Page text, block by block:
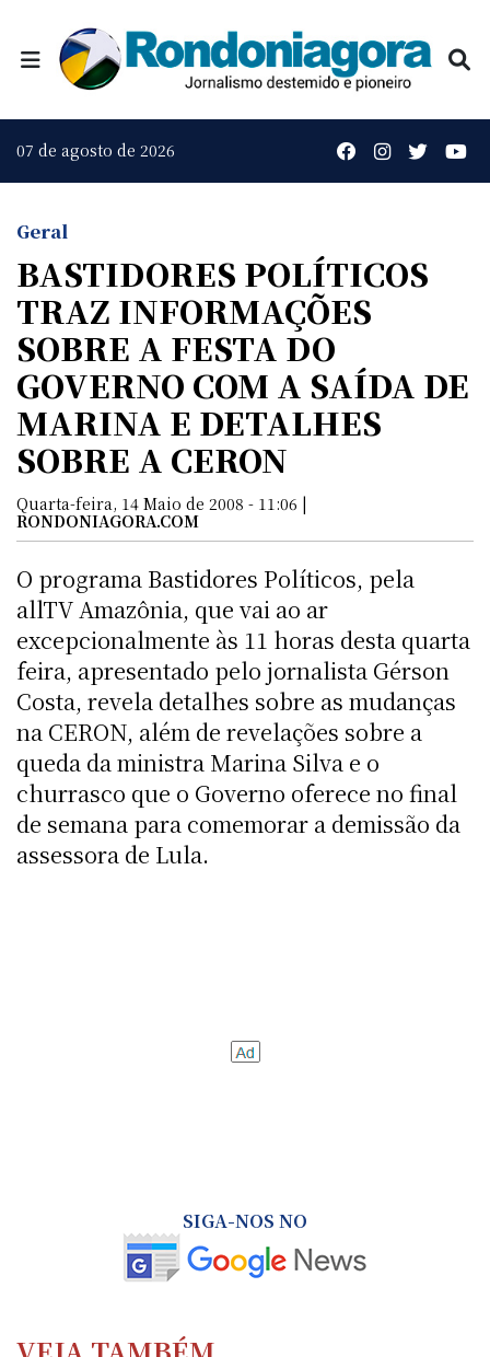
07 de agosto de 2026
Geral
BASTIDORES POLÍTICOS
TRAZ INFORMAÇÕES
SOBRE A FESTA DO
GOVERNO COM A SAÍDA DE
MARINA E DETALHES
SOBRE A CERON
Quarta-feira, 14 Maio de 2008 - 11:06 |
RONDONIAGORA.COM
O programa Bastidores Políticos, pela
allTV Amazônia, que vai ao ar
excepcionalmente às 11 horas desta quarta
feira, apresentado pelo jornalista Gérson
Costa, revela detalhes sobre as mudanças
na CERON, além de revelações sobre a
queda da ministra Marina Silva e o
churrasco que o Governo oferece no final
de semana para comemorar a demissão da
assessora de Lula.
SIGA-NOS NO